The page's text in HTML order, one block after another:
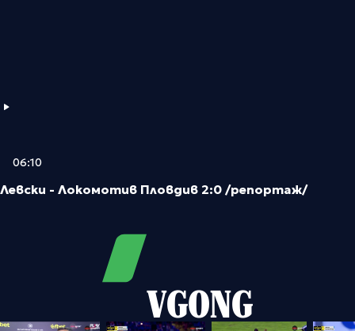
06:10
Левски - Локомотив Пловдив 2:0 /репортаж/
VGONG